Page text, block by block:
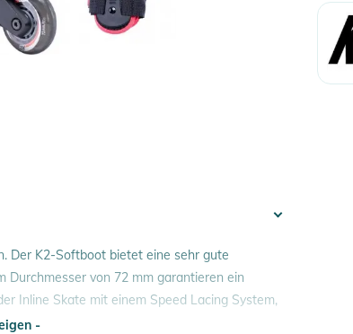
Der K2-Softboot bietet eine sehr gute
Durchmesser von 72 mm garantieren ein
Inline Skate mit einem Speed Lacing System,
-